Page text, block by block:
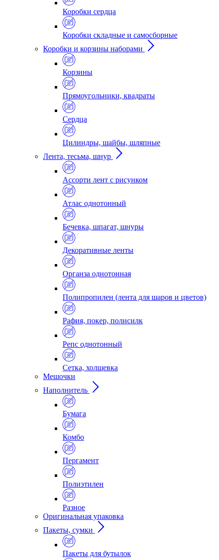
Коробки сердца
Коробки складные и самосборные
Коробки и корзины наборами
Корзины
Прямоугольники, квадраты
Сердца
Цилиндры, шайбы, шляпные
Лента, тесьма, шнур
Ассорти лент с рисунком
Атлас однотонный
Бечевка, шпагат, шнуры
Декоративные ленты
Органза однотонная
Полипропилен (лента для шаров и цветов)
Рафия, покер, полисилк
Репс однотонный
Сетка, холщевка
Мешочки
Наполнитель
Бумага
Комбо
Пергамент
Полиэтилен
Разное
Оригинальная упаковка
Пакеты, сумки
Пакеты для бутылок